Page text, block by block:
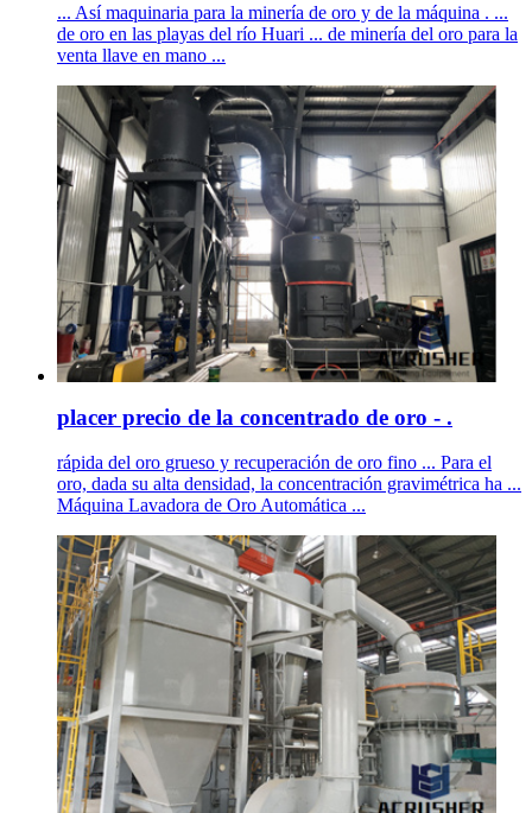
... Así maquinaria para la minería de oro y de la máquina . ...
de oro en las playas del río Huari ... de minería del oro para la
venta llave en mano ...
placer precio de la concentrado de oro - .
rápida del oro grueso y recuperación de oro fino ... Para el
oro, dada su alta densidad, la concentración gravimétrica ha ...
Máquina Lavadora de Oro Automática ...